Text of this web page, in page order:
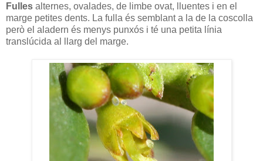
Fulles alternes, ovalades, de limbe ovat, lluentes i en el
marge petites dents. La fulla és semblant a la de la coscolla
però el aladern és menys punxós i té una petita línia
translúcida al llarg del marge.